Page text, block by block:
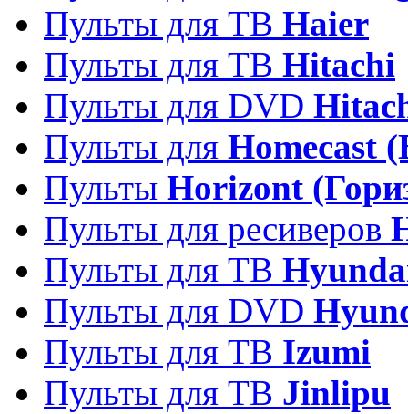
Пульты для ТВ Haier
Пульты для ТВ Hitachi
Пульты для DVD
Пульты для Homecast
Пульты Horizont
Пульты для ресиверов
Пульты для ТВ
Пульты для DVD
Пульты для ТВ Izumi
Пульты для ТВ Jinlipu